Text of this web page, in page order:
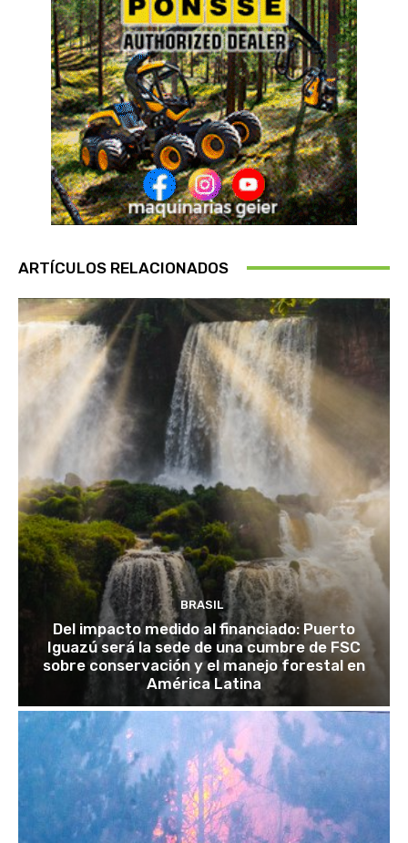
ARTÍCULOS RELACIONADOS
BRASIL
Del impacto medido al financiado: Puerto
Iguazú será la sede de una cumbre de FSC
sobre conservación y el manejo forestal en
América Latina